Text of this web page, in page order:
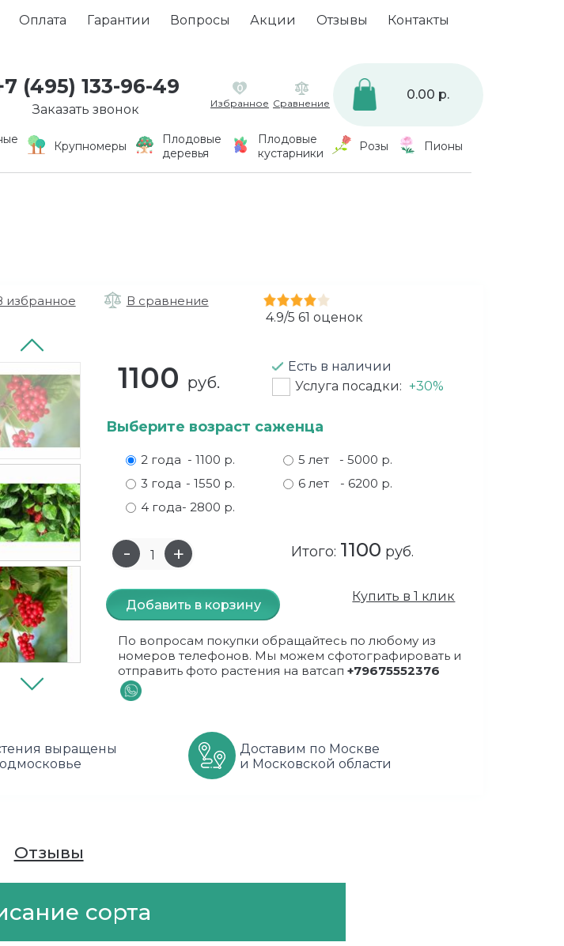
Оплата Гарантии Вопросы Акции Отзывы Контакты
(495) 133-96-49
Заказать звонок
0
Избранное Сравнение
0.00 р.
Крупномеры
Плодовые
деревья
Плодовые
кустарники
Розы Пионы
избранное
В сравнение
4.9/5 61 оценок
1100 руб.
Есть в наличии
Услуга посадки: +30%
Выберите возраст саженца
2 года - 1100 р.
3 года - 1550 р.
4 года- 2800 р.
5 лет
- 5000 р.
6 лет
- 6200 р.
Итого: 1100 руб.
Добавить в корзину
Купить в 1 клик
По вопросам покупки обращайтесь по любому из
номеров телефонов. Мы можем сфотографировать и
отправить фото растения на ватсап+79675552376
выращены
Доставим по Москве
и Московской области
сорта
Отзывы